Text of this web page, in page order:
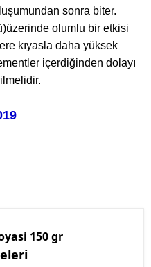
sonra biter.
olumlu bir etkisi
kıyasla daha yüksek
içerdiğinden dolayı
150 gr